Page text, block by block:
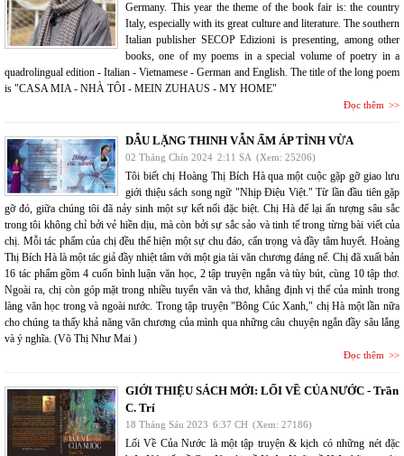
Germany. This year the theme of the book fair is: the country
Italy, especially with its great culture and literature. The southern
Italian publisher SECOP Edizioni is presenting, among other
books, one of my poems in a special volume of poetry in a
quadrolingual edition - Italian - Vietnamese - German and English. The title of the long poem
is "CASA MIA - NHÀ TÔI - MEIN ZUHAUS - MY HOME"
Đọc thêm
DẪU LẶNG THINH VẪN ẤM ÁP TÌNH VỪA
02 Tháng Chín 2024 2:11 SA (Xem: 25206)
Tôi biết chị Hoàng Thị Bích Hà qua một cuộc gặp gỡ giao lưu
giới thiệu sách song ngữ "Nhịp Điệu Việt." Từ lần đầu tiên gặp
gỡ đó, giữa chúng tôi đã nảy sinh một sự kết nối đặc biệt. Chị Hà để lại ấn tượng sâu sắc
trong tôi không chỉ bởi vẻ hiền dịu, mà còn bởi sự sắc sảo và tinh tế trong từng bài viết của
chị. Mỗi tác phẩm của chị đều thể hiện một sự chu đáo, cẩn trọng và đầy tâm huyết. Hoàng
Thị Bích Hà là một tác giả đầy nhiệt tâm với một gia tài văn chương đáng nể. Chị đã xuất bản
16 tác phẩm gồm 4 cuốn bình luận văn học, 2 tập truyện ngắn và tùy bút, cùng 10 tập thơ.
Ngoài ra, chị còn góp mặt trong nhiều tuyển văn và thơ, khẳng định vị thế của mình trong
làng văn học trong và ngoài nước. Trong tập truyện "Bông Cúc Xanh," chị Hà một lần nữa
cho chúng ta thấy khả năng văn chương của mình qua những câu chuyện ngắn đầy sâu lắng
và ý nghĩa. (Võ Thị Như Mai )
Đọc thêm
GIỚI THIỆU SÁCH MỚI: LỐI VỀ CỦA NƯỚC - Trần
C. Trí
18 Tháng Sáu 2023 6:37 CH (Xem: 27186)
Lối Về Của Nước là một tập truyện & kịch có những nét đặc